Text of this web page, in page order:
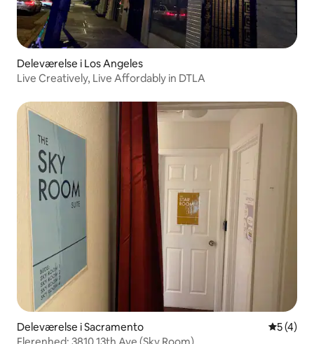
Deleværelse i Los Angeles
Live Creatively, Live Affordably in DTLA
Deleværelse i Sacramento 5 ud af 5
5 (4)